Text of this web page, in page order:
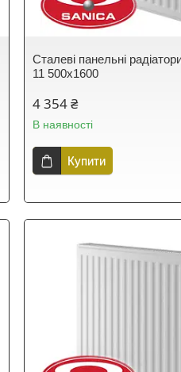
Сталеві панельні
11 500х1600
4 354 ₴
В наявності
Купити